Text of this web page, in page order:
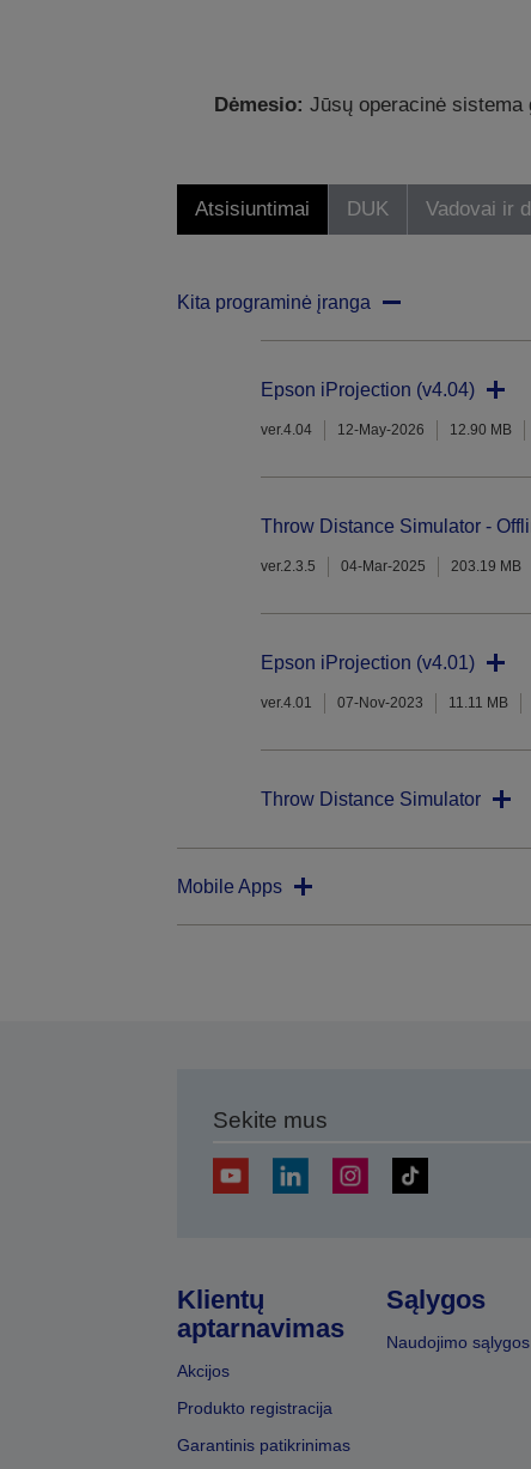
Dėmesio: Jūsų operacinė
Atsisiuntimai DUK Vadovai ir
Kita programinė įranga
Epson iProjection (v4.04)
ver.4.04 12-May-2026 12.90 MB
Throw Distance Simulator -
ver.2.3.5 04-Mar-2025 203.19 MB
Epson iProjection (v4.01)
ver.4.01 07-Nov-2023 11.11 MB
Throw Distance Simulator
Mobile Apps
Sekite mus
Klientų
aptarnavimas
Akcijos
Produkto registracija
Garantinis patikrinimas
Sąlygos
Naudojimo sąlygos